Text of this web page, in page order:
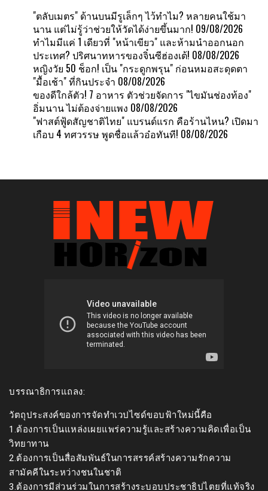
"ตลับเมตร" ด้านบนมีรูเล็กๆ ไว้ทำไม? หลายคนใช้มา
นาน แต่ไม่รู้ว่าช่วยให้วัดได้ง่ายขึ้นมาก! 09/08/2026
ทำไมมีแค่ 1 เดียวที่ "หน้าเขียว" และห้ามนำออกนอก
ประเทศ? ปริศนาทหารของจิ๋นซีฮ่องเต้! 08/08/2026
หญิงวัย 50 ช็อก! เป็น "กระดูกพรุน" ก่อนหมอสะดุดตา
"มื้อเช้า" ที่กินประจำ 08/08/2026
ของดีใกล้ตัว! 7 อาหาร ตัวช่วยจัดการ "ไขมันช่องท้อง"
อิ่มนาน ไม่ต้องจ่ายแพง 08/08/2026
"ฟาสต์ฟู้ดสัญชาติไทย" แบรนด์แรก คือร้านไหน? เปิดมา
เกือบ 4 ทศวรรษ พูดชื่อแล้วอ๋อทันที! 08/08/2026
บรรณาธิการแถลง:
วัตถุประสงค์ของการจัดทำเวปไซด์ขอบฟ้าใหม่นี้คือ
1.ต้องการเป็นแหล่งเผยแพร่ความรู้และสร้างความคิดเพื่อเป็น
วิทยาทาน
2.ต้องการเป็นสื่อสัมพันธ์ในการสรรค์สร้างความรักความ
สามัคคีในระหว่างชนในชาติ
3.ต้องการมีส่วนร่วมในการสร้างระบอบประชาธิปไตยที่แท้จริง